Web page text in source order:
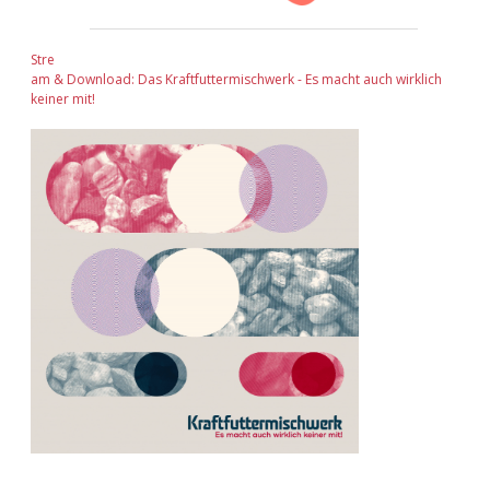
Stre
am & Download: Das Kraftfuttermischwerk - Es macht auch wirklich
keiner mit!